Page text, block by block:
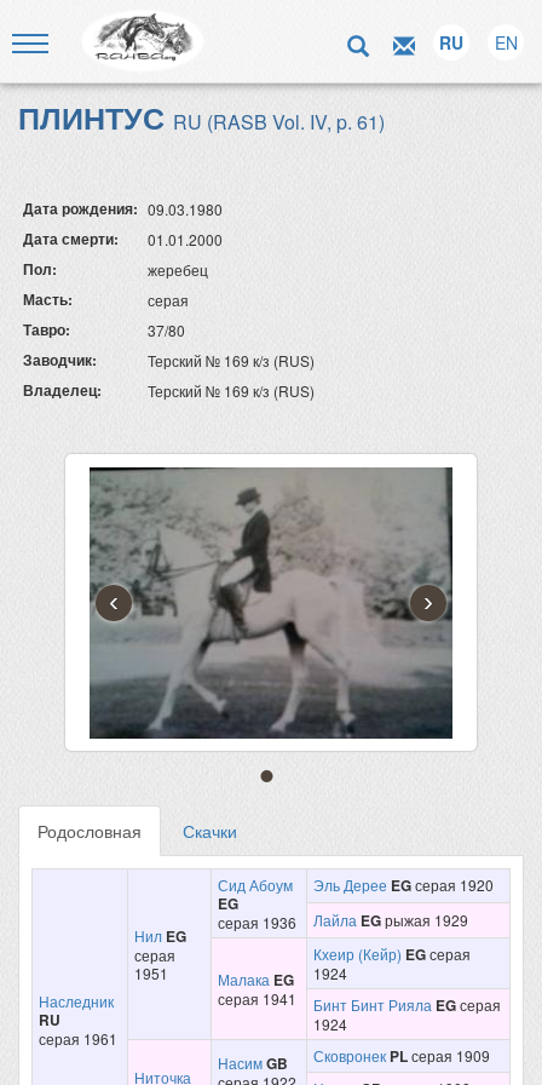
RU EN
ПЛИНТУС RU (RASB Vol. IV, p. 61)
Дата рождения: 09.03.1980
Дата смерти: 01.01.2000
Пол: жеребец
Масть: серая
Тавро: 37/80
Заводчик: Терский № 169 к/з (RUS)
Владелец: Терский № 169 к/з (RUS)
‹ ›
Родословная Скачки
Наследник
RU
серая 1961
Нил EG
серая
1951
Сид Абоум
EG
серая 1936
Эль Дерее EGсерая 1920
Лайла EGрыжая 1929
Малака EG
серая 1941
Кхеир (Кейр) EGсерая
1924
Бинт Бинт Рияла EGсерая
1924
Ниточка
НасимGB Сковронек PLсерая 1909